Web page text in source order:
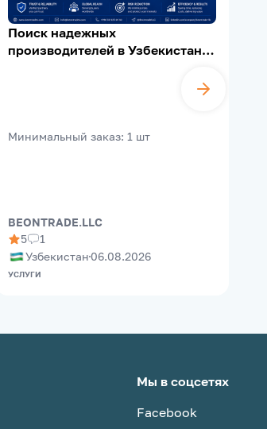
Поиск надежных
производителей в Узбекистане |
Минимальный заказ: 1 шт
BEONTRADE.LLC
5
1
Узбекистан 06.08.2026
УСЛУГИ
Мы в соцсетях
Facebook